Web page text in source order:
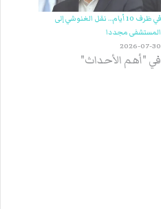
في ظرف 10 أيام… نقل الغنوشي إلى
المستشفى مجددا
2026-07-30
في "أهم الأحداث"